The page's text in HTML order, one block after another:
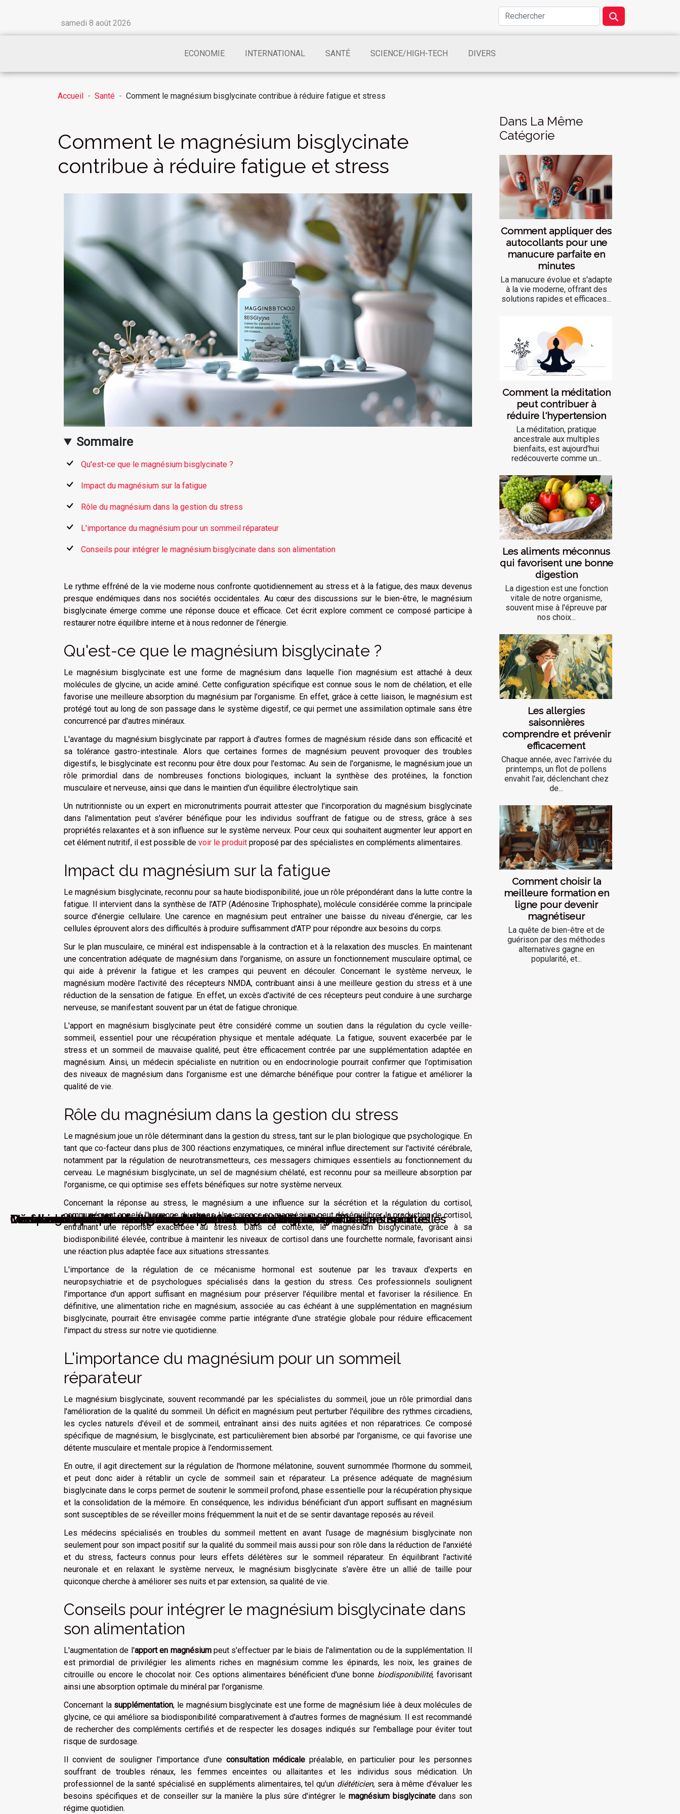
samedi 8 août 2026
ECONOMIE INTERNATIONAL SANTÉ SCIENCE/HIGH-TECH DIVERS
Accueil Santé Comment le magnésium bisglycinate contribue à réduire fatigue et stress
Comment le magnésium bisglycinate
contribue à réduire fatigue et stress
Sommaire
Qu'est-ce que le magnésium bisglycinate ?
Impact du magnésium sur la fatigue
Rôle du magnésium dans la gestion du stress
L'importance du magnésium pour un sommeil réparateur
Conseils pour intégrer le magnésium bisglycinate dans son alimentation
Le rythme effréné de la vie moderne nous confronte quotidiennement au stress et à la fatigue, des maux devenus
presque endémiques dans nos sociétés occidentales. Au cœur des discussions sur le bien-être, le magnésium
bisglycinate émerge comme une réponse douce et efficace. Cet écrit explore comment ce composé participe à
restaurer notre équilibre interne et à nous redonner de l'énergie.
Qu'est-ce que le magnésium bisglycinate ?
Le magnésium bisglycinate est une forme de magnésium dans laquelle l'ion magnésium est attaché à deux
molécules de glycine, un acide aminé. Cette configuration spécifique est connue sous le nom de chélation, et elle
favorise une meilleure absorption du magnésium par l'organisme. En effet, grâce à cette liaison, le magnésium est
protégé tout au long de son passage dans le système digestif, ce qui permet une assimilation optimale sans être
concurrencé par d'autres minéraux.
L'avantage du magnésium bisglycinate par rapport à d'autres formes de magnésium réside dans son efficacité et
sa tolérance gastro-intestinale. Alors que certaines formes de magnésium peuvent provoquer des troubles
digestifs, le bisglycinate est reconnu pour être doux pour l'estomac. Au sein de l'organisme, le magnésium joue un
rôle primordial dans de nombreuses fonctions biologiques, incluant la synthèse des protéines, la fonction
musculaire et nerveuse, ainsi que dans le maintien d'un équilibre électrolytique sain.
Un nutritionniste ou un expert en micronutriments pourrait attester que l'incorporation du magnésium bisglycinate
dans l'alimentation peut s'avérer bénéfique pour les individus souffrant de fatigue ou de stress, grâce à ses
propriétés relaxantes et à son influence sur le système nerveux. Pour ceux qui souhaitent augmenter leur apport en
cet élément nutritif, il est possible de voir le produit proposé par des spécialistes en compléments alimentaires.
Impact du magnésium sur la fatigue
Le magnésium bisglycinate, reconnu pour sa haute biodisponibilité, joue un rôle prépondérant dans la lutte contre la
fatigue. Il intervient dans la synthèse de l'ATP (Adénosine Triphosphate), molécule considérée comme la principale
source d'énergie cellulaire. Une carence en magnésium peut entraîner une baisse du niveau d'énergie, car les
cellules éprouvent alors des difficultés à produire suffisamment d'ATP pour répondre aux besoins du corps.
Sur le plan musculaire, ce minéral est indispensable à la contraction et à la relaxation des muscles. En maintenant
une concentration adéquate de magnésium dans l'organisme, on assure un fonctionnement musculaire optimal, ce
qui aide à prévenir la fatigue et les crampes qui peuvent en découler. Concernant le système nerveux, le
magnésium modère l'activité des récepteurs NMDA, contribuant ainsi à une meilleure gestion du stress et à une
réduction de la sensation de fatigue. En effet, un excès d'activité de ces récepteurs peut conduire à une surcharge
nerveuse, se manifestant souvent par un état de fatigue chronique.
L'apport en magnésium bisglycinate peut être considéré comme un soutien dans la régulation du cycle veille-
sommeil, essentiel pour une récupération physique et mentale adéquate. La fatigue, souvent exacerbée par le
stress et un sommeil de mauvaise qualité, peut être efficacement contrée par une supplémentation adaptée en
magnésium. Ainsi, un médecin spécialiste en nutrition ou en endocrinologie pourrait confirmer que l'optimisation
des niveaux de magnésium dans l'organisme est une démarche bénéfique pour contrer la fatigue et améliorer la
qualité de vie.
Rôle du magnésium dans la gestion du stress
Le magnésium joue un rôle déterminant dans la gestion du stress, tant sur le plan biologique que psychologique. En
tant que co-facteur dans plus de 300 réactions enzymatiques, ce minéral influe directement sur l'activité cérébrale,
notamment par la régulation de neurotransmetteurs, ces messagers chimiques essentiels au fonctionnement du
cerveau. Le magnésium bisglycinate, un sel de magnésium chélaté, est reconnu pour sa meilleure absorption par
l'organisme, ce qui optimise ses effets bénéfiques sur notre système nerveux.
Concernant la réponse au stress, le magnésium a une influence sur la sécrétion et la régulation du cortisol,
communément appelé l'hormone du stress. Une carence en magnésium peut déséquilibrer la production de cortisol,
entraînant une réponse exacerbée au stress. Dans ce contexte, le magnésium bisglycinate, grâce à sa
biodisponibilité élevée, contribue à maintenir les niveaux de cortisol dans une fourchette normale, favorisant ainsi
une réaction plus adaptée face aux situations stressantes.
L'importance de la régulation de ce mécanisme hormonal est soutenue par les travaux d'experts en
neuropsychiatrie et de psychologues spécialisés dans la gestion du stress. Ces professionnels soulignent
l'importance d'un apport suffisant en magnésium pour préserver l'équilibre mental et favoriser la résilience. En
définitive, une alimentation riche en magnésium, associée au cas échéant à une supplémentation en magnésium
bisglycinate, pourrait être envisagée comme partie intégrante d'une stratégie globale pour réduire efficacement
l'impact du stress sur notre vie quotidienne.
L'importance du magnésium pour un sommeil
réparateur
Le magnésium bisglycinate, souvent recommandé par les spécialistes du sommeil, joue un rôle primordial dans
l'amélioration de la qualité du sommeil. Un déficit en magnésium peut perturber l'équilibre des rythmes circadiens,
les cycles naturels d'éveil et de sommeil, entraînant ainsi des nuits agitées et non réparatrices. Ce composé
spécifique de magnésium, le bisglycinate, est particulièrement bien absorbé par l'organisme, ce qui favorise une
détente musculaire et mentale propice à l'endormissement.
En outre, il agit directement sur la régulation de l'hormone mélatonine, souvent surnommée l'hormone du sommeil,
et peut donc aider à rétablir un cycle de sommeil sain et réparateur. La présence adéquate de magnésium
bisglycinate dans le corps permet de soutenir le sommeil profond, phase essentielle pour la récupération physique
et la consolidation de la mémoire. En conséquence, les individus bénéficiant d'un apport suffisant en magnésium
sont susceptibles de se réveiller moins fréquemment la nuit et de se sentir davantage reposés au réveil.
Les médecins spécialisés en troubles du sommeil mettent en avant l'usage de magnésium bisglycinate non
seulement pour son impact positif sur la qualité du sommeil mais aussi pour son rôle dans la réduction de l'anxiété
et du stress, facteurs connus pour leurs effets délétères sur le sommeil réparateur. En équilibrant l'activité
neuronale et en relaxant le système nerveux, le magnésium bisglycinate s'avère être un allié de taille pour
quiconque cherche à améliorer ses nuits et par extension, sa qualité de vie.
Conseils pour intégrer le magnésium bisglycinate dans
son alimentation
L'augmentation de l'apport en magnésiumpeut s'effectuer par le biais de l'alimentation ou de la supplémentation. Il
est primordial de privilégier les aliments riches en magnésium comme les épinards, les noix, les graines de
citrouille ou encore le chocolat noir. Ces options alimentaires bénéficient d'une bonne biodisponibilité, favorisant
ainsi une absorption optimale du minéral par l'organisme.
Concernant la supplémentation, le magnésium bisglycinate est une forme de magnésium liée à deux molécules de
glycine, ce qui améliore sa biodisponibilité comparativement à d'autres formes de magnésium. Il est recommandé
de rechercher des compléments certifiés et de respecter les dosages indiqués sur l'emballage pour éviter tout
risque de surdosage.
Il convient de souligner l'importance d'une consultation médicale préalable, en particulier pour les personnes
souffrant de troubles rénaux, les femmes enceintes ou allaitantes et les individus sous médication. Un
professionnel de la santé spécialisé en suppléments alimentaires, tel qu'un diététicien, sera à même d'évaluer les
besoins spécifiques et de conseiller sur la manière la plus sûre d'intégrer le magnésium bisglycinatedans son
régime quotidien.
Dans La Même
Catégorie
Comment appliquer des
autocollants pour une
manucure parfaite en
minutes
La manucure évolue et s'adapte
à la vie moderne, offrant des
solutions rapides et efficaces...
Comment la méditation
peut contribuer à
réduire l'hypertension
La méditation, pratique
ancestrale aux multiples
bienfaits, est aujourd'hui
redécouverte comme un...
Les aliments méconnus
qui favorisent une bonne
digestion
La digestion est une fonction
vitale de notre organisme,
souvent mise à l'épreuve par
nos choix...
Les allergies
saisonnières
comprendre et prévenir
efficacement
Chaque année, avec l'arrivée du
printemps, un flot de pollens
envahit l'air, déclenchant chez
de...
Comment choisir la
meilleure formation en
ligne pour devenir
magnétiseur
La quête de bien-être et de
guérison par des méthodes
alternatives gagne en
popularité, et...
Comment appliquer des autocollants pour une manucure parfaite en minutes
Comment la méditation peut contribuer à réduire l'hypertension
Les aliments méconnus qui favorisent une bonne digestion
Les allergies saisonnières comprendre et prévenir efficacement
Comment choisir la meilleure formation en ligne pour devenir magnétiseur
Où suivre une formation de magnétiseur en ligne ?
Médecine douce : pour quel avantage ?
Comprendre le sifflement des oreilles : interprétations et significations spirituelles
Le rôle des moteurs diesel dans la pollution de l'air
Comment la pandémie a changé l'éducation
Tout savoir sur comment guérir la diarrhée chez un chien